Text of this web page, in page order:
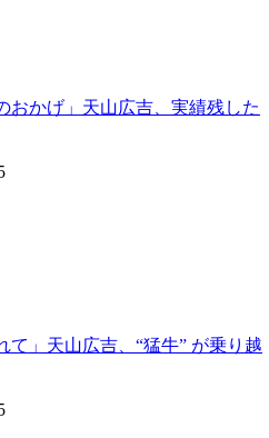
おかげ」天山広吉、実績残した
て」天山広吉、“猛牛” が乗り越